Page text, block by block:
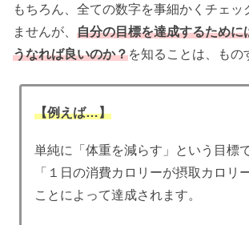
もちろん、全ての数字を事細かくチェッ
ませんが、 自分の目標を達成するために
うなれば良いのか？を知ることは、もの
【例えば…】
単純に「体重を減らす」という目標
「１日の消費カロリーが摂取カロリ
ことによって達成されます。